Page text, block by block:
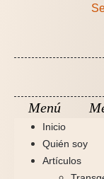
Inicio
Quién soy
Artículos